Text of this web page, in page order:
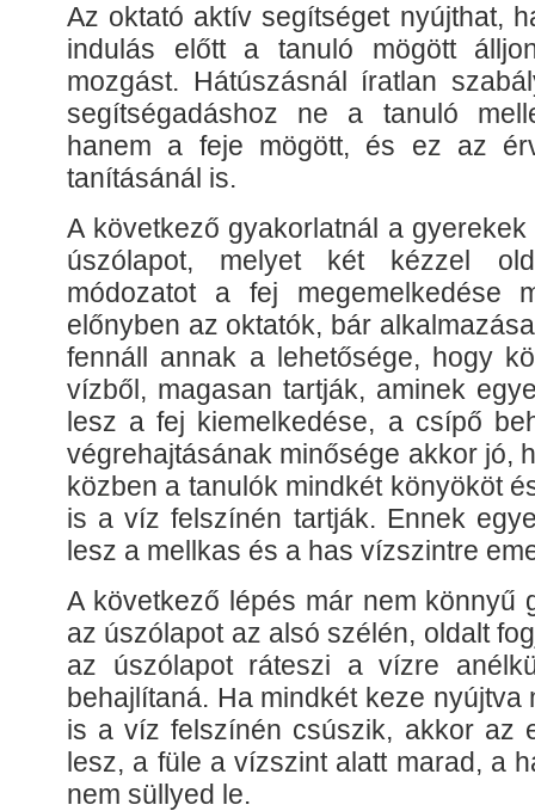
Az oktató aktív segítséget nyújthat,
indulás előtt a tanuló mögött
mozgást. Hátúszásnál íratlan
segítségadáshoz ne a tanuló
hanem a feje mögött, és ez az
tanításánál is.
A következő gyakorlatnál a
úszólapot, melyet két kézzel
módozatot a fej megemelkedése
előnyben az oktatók, bár
fennáll annak a lehetősége, hogy
vízből, magasan tartják, aminek
lesz a fej kiemelkedése, a csípő
végrehajtásának minősége akkor jó,
közben a tanulók mindkét könyököt
is a víz felszínén tartják. Ennek
lesz a mellkas és a has vízszintre
A következő lépés már nem könnyű
az úszólapot az alsó szélén, oldalt
az úszólapot ráteszi a vízre
behajlítaná. Ha mindkét keze nyújtva
is a víz felszínén csúszik, akkor az
lesz, a füle a vízszint alatt marad, a
nem süllyed le.